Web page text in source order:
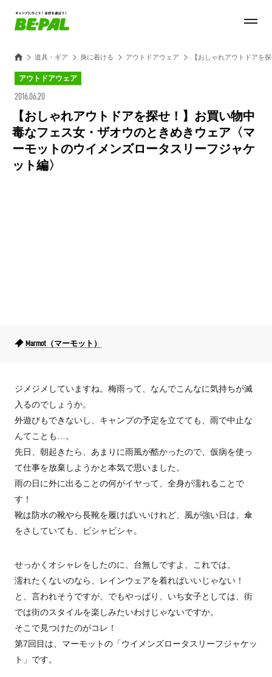
道具・ギア 身に着ける アウトドアウェア 【おしゃれアウトドアを
アウトドアウェア
2016.06.20
【おしゃれアウトドアを探せ！】お買い物中
毒なフェス女・ザオウのときめきウェア〈マ
ーモットのウイメンズロータスリーフジャケ
ット編〉
Marmot（マーモット）
ジメジメしていますね。梅雨って、なんでこんなに気持ちが滅
入るのでしょうか。
外遊びもできないし、キャンプの予定を立てても、雨で中止な
んてことも…。
先日、朝起きたら、あまりに雨風が酷かったので、仮病を使っ
て仕事を放棄しようかと本気で思いました。
雨の日に外に出ることの何がイヤって、全身が濡れることで
す！
靴は防水の靴やら長靴を履けばいいけれど、風が強い日は、傘
をさしていても、ビシャビシャ。
せっかくオシャレをしたのに、台無しですよ、これでは。
濡れたくないのなら、レインウェアを着ればいいじゃない！
と、言われそうですが、でもやっぱり、いち女子としては、街
では街のスタイルを楽しみたいわけじゃないですか。
そこで見つけたのがコレ！
第7回目は、マーモットの「ウイメンズロータスリーフジャケッ
ト」です。